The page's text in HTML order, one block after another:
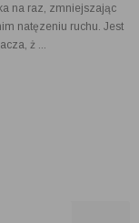
na raz, zmniejszając
natęzeniu ruchu. Jest
ż ...